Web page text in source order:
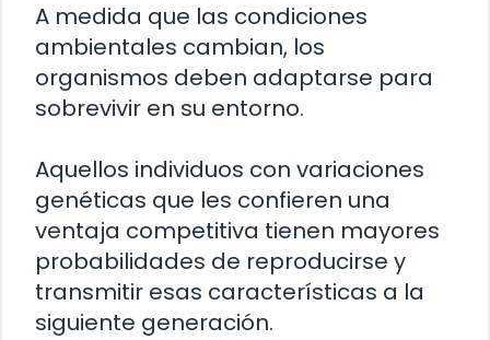
A medida que las condiciones
ambientales cambian, los
organismos deben adaptarse para
sobrevivir en su entorno.
Aquellos individuos con variaciones
genéticas que les confieren una
ventaja competitiva tienen mayores
probabilidades de reproducirse y
transmitir esas características a la
siguiente generación.